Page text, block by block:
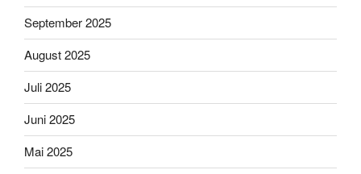
September 2025
August 2025
Juli 2025
Juni 2025
Mai 2025